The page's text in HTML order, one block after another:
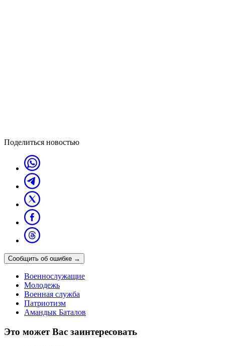
Поделиться новостью
Сообщить об ошибке →
Военнослужащие
Молодежь
Военная служба
Патриотизм
Амандык Баталов
Это может Вас заинтересовать